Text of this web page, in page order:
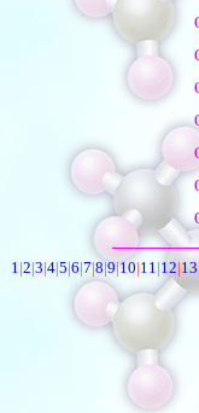
1|2|3|4|5|6|7|8|9|10|11|12|13|